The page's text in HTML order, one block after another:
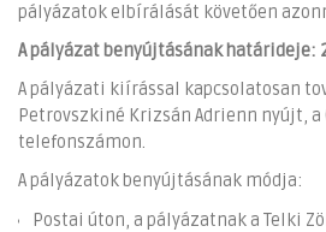
pályázatok elbírálását követően
A pályázat benyújtásának határideje:
A pályázati kiírással kapcsolatosan
Petrovszkiné Krizsán Adrienn nyújt, a
telefonszámon.
A pályázatok benyújtásának módja:
Postai úton, a pályázatnak a Telki